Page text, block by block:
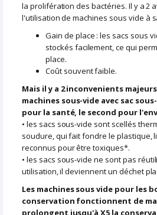
la prolifération des bactéries. Il y a 2
l'utilisation de machines sous vide à
Gain de place : les sacs sous
stockés facilement, ce qui
place.
Coût souvent faible.
Mais il y a 2 inconvenients
machines sous-vide avec sac
pour la santé, le second pour
• les sacs sous-vide sont scellés
soudure, qui fait fondre le plastique,
reconnus pour être toxiques*.
• les sacs sous-vide ne sont pas
utilisation, il deviennent un déchet
Les machines sous vide pour les
conservation fonctionnent de
prolongent jusqu'à X5 la